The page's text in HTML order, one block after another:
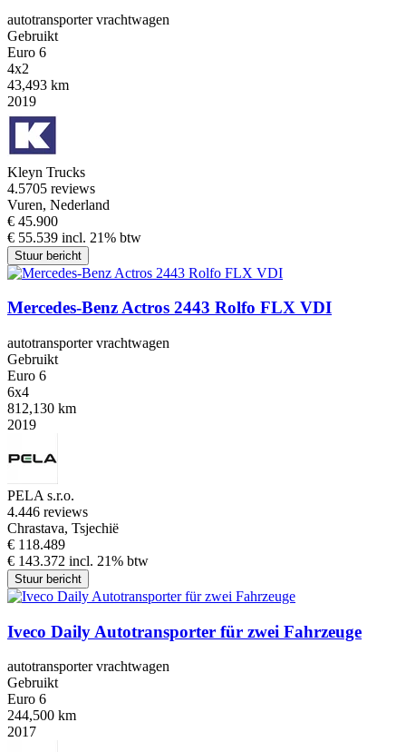
autotransporter vrachtwagen
Gebruikt
Euro 6
4x2
43,493 km
2019
Kleyn Trucks
4.5705 reviews
Vuren, Nederland
€ 45.900
€ 55.539 incl. 21% btw
Stuur bericht
Mercedes-Benz Actros 2443 Rolfo FLX VDI
autotransporter vrachtwagen
Gebruikt
Euro 6
6x4
812,130 km
2019
PELA s.r.o.
4.446 reviews
Chrastava, Tsjechië
€ 118.489
€ 143.372 incl. 21% btw
Stuur bericht
Iveco Daily Autotransporter für zwei Fahrzeuge
autotransporter vrachtwagen
Gebruikt
Euro 6
244,500 km
2017